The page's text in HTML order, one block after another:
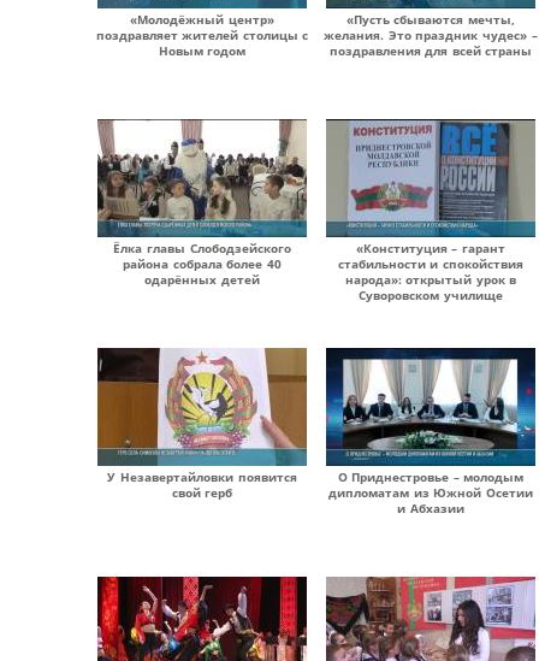
«Молодёжный центр»
поздравляет жителей столицы с
Новым годом
«Пусть сбываются мечты,
желания. Это праздник чудес» –
поздравления для всей страны
Ёлка главы Слободзейского
района собрала более 40
одарённых детей
«Конституция – гарант
стабильности и спокойствия
народа»: открытый урок в
Суворовском училище
У Незавертайловки появится
свой герб
О Приднестровье – молодым
дипломатам из Южной Осетии
и Абхазии